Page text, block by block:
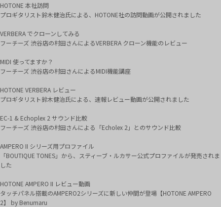
HOTONE 本社訪問
プロギタリスト鈴木健治氏による、HOTONE社の訪問動画が公開されました
VERBERA でクローンしてみる
フーチーズ 渋谷店の村田さんによるVERBERA クローン機能のレビュー
MIDI 使ってますか？
フーチーズ 渋谷店の村田さんによるMIDI機能講座
HOTONE VERBERA レビュー
プロギタリスト鈴木健治氏による、速報レビュー動画が公開されました
EC-1 & Echoplex 2 サウンド比較
フーチーズ 渋谷店の村田さんによる「Echolex 2」とのサウンド比較
AMPERO II シリーズ用プロファイル
「BOUTIQUE TONES」から、スティーブ・ルカサー公式プロファイルが発売されま
した
HOTONE AMPERO II レビュー動画
タッチパネル搭載のAMPERO2シリーズに新しい仲間が登場【HOTONE AMPERO
2】 by Benumaru